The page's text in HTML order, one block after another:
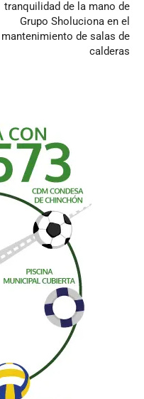
tranquilidad de la mano de
Grupo Sholuciona en el
mantenimiento de salas de
calderas